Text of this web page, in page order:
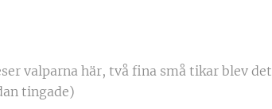
valparna här, två fina små tikar blev det
tingade)